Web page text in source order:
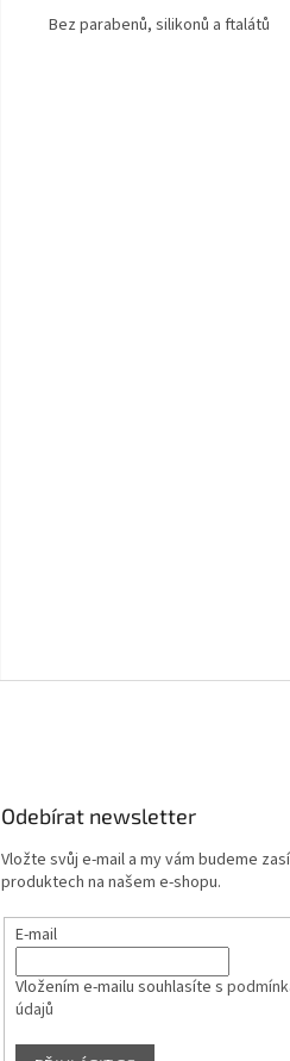
Bez parabenů, silikonů a ftalátů
Odebírat newsletter
Vložte svůj e-mail a my vám budeme
produktech na našem e-shopu.
E-mail
Vložením e-mailu souhlasíte s
údajů